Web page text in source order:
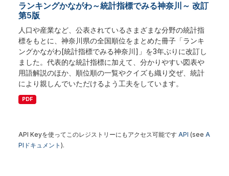
ランキングかながわ～統計指標でみる神奈川～ 改訂
第5版
人口や産業など、公表されているさまざまな分野の統計指
標をもとに、神奈川県の全国順位をまとめた冊子「ランキ
ングかながわ[統計指標でみる神奈川]」を3年ぶりに改訂し
ました。代表的な統計指標に加えて、分かりやすい図表や
用語解説のほか、順位順の一覧やクイズも織り交ぜ、統計
により親しんでいただけるよう工夫をしています。
PDF
API Keyを使ってこのレジストリーにもアクセス可能です API (see A
PIドキュメント ).